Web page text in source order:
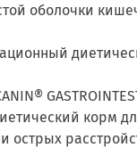
оболочки
корм
острых